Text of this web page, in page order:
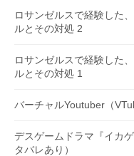
ロサンゼルスで経験した
ルとその対処 2
ロサンゼルスで経験した
ルとその対処 1
バーチャルYoutuber（
デスゲームドラマ『イカ
タバレあり）